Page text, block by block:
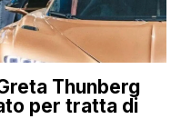
Thunberg
per tratta di